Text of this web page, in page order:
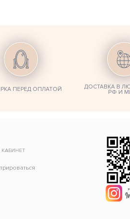
ПЕРЕД ОПЛАТОЙ ДОСТАВКА В
РФ И